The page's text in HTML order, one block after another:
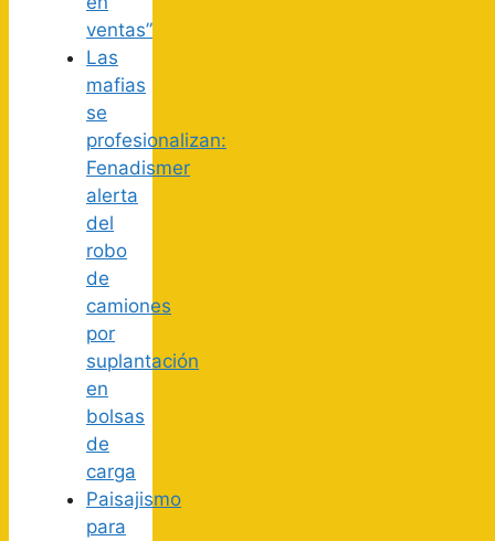
ventas”
Las
mafias
se
profesionalizan:
Fenadismer
alerta
del
robo
de
camiones
por
suplantación
en
bolsas
de
carga
Paisajismo
para